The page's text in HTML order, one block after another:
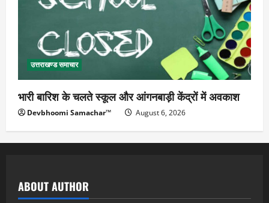
उत्तराखण्ड समाचार
भारी बारिश के चलते स्कूल और आंगनबाड़ी केंद्रों में अवकाश
Devbhoomi Samachar™ August 6, 2026
ABOUT AUTHOR